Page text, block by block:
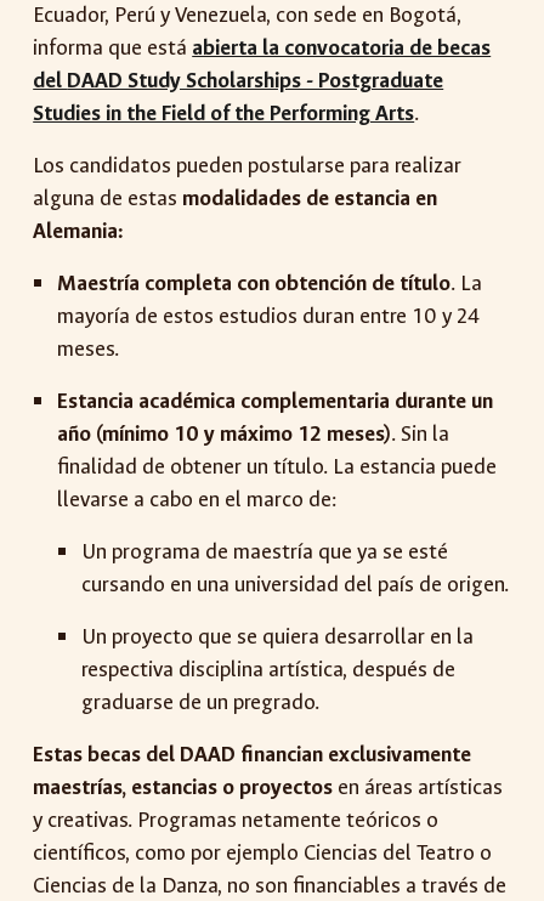
Ecuador, Perú y Venezuela, con sede en Bogotá,
informa que está abierta la convocatoria de becas
del DAAD Study Scholarships - Postgraduate
Studies in the Field of the Performing Arts.
Los candidatos pueden postularse para realizar
alguna de estas modalidades de estancia en
Alemania:
Maestría completa con obtención de título. La
mayoría de estos estudios duran entre 10 y 24
meses.
Estancia académica complementaria durante un
año (mínimo 10 y máximo 12 meses). Sin la
finalidad de obtener un título. La estancia puede
llevarse a cabo en el marco de:
Un programa de maestría que ya se esté
cursando en una universidad del país de origen.
Un proyecto que se quiera desarrollar en la
respectiva disciplina artística, después de
graduarse de un pregrado.
Estas becas del DAAD financian exclusivamente
maestrías, estancias o proyectos en áreas artísticas
y creativas. Programas netamente teóricos o
científicos, como por ejemplo Ciencias del Teatro o
Ciencias de la Danza, no son financiables a través de